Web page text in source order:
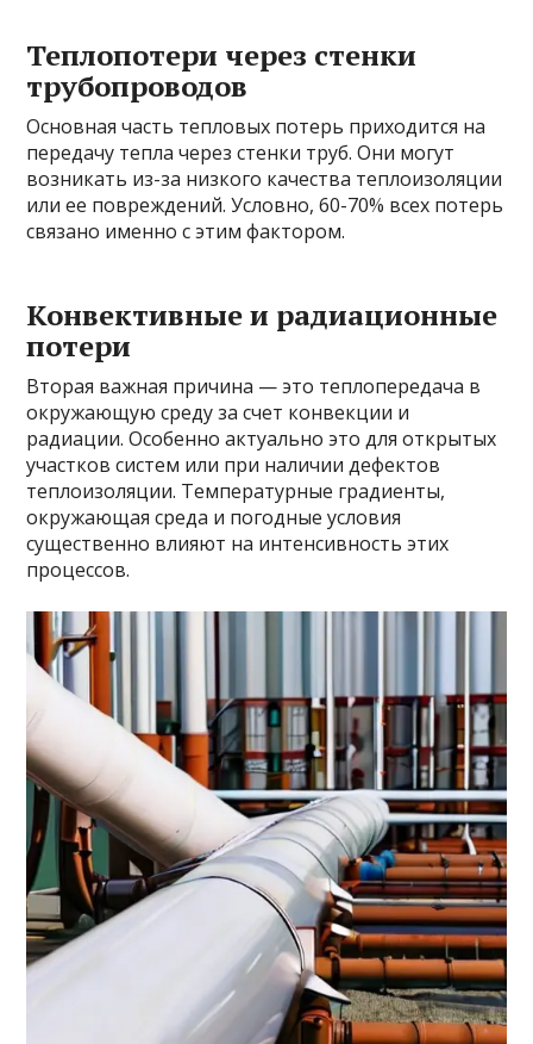
Теплопотери через стенки
трубопроводов
Основная часть тепловых потерь приходится на
передачу тепла через стенки труб. Они могут
возникать из-за низкого качества теплоизоляции
или ее повреждений. Условно, 60-70% всех потерь
связано именно с этим фактором.
Конвективные и радиационные
потери
Вторая важная причина — это теплопередача в
окружающую среду за счет конвекции и
радиации. Особенно актуально это для открытых
участков систем или при наличии дефектов
теплоизоляции. Температурные градиенты,
окружающая среда и погодные условия
существенно влияют на интенсивность этих
процессов.